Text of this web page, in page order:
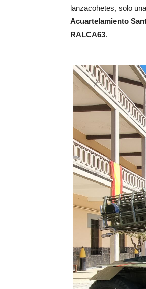
lanzacohetes, solo
Acuartelamiento
RALCA63.